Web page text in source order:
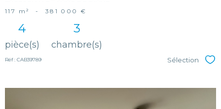
117 m² - 381 000 €
4
pièce(s)
3
chambre(s)
Réf : CAB39789 Sélection